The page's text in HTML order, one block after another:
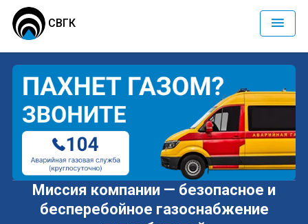
СВГК
Миссия компании — безопасное и
бесперебойное газоснабжение